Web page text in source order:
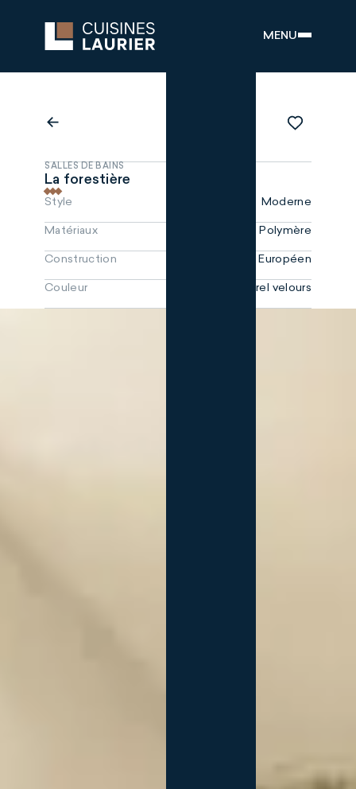
MENU
SALLES DE BAINS
La forestière
Style Moderne
Matériaux Polymère
Construction Européen
Couleur Prunier naturel velours